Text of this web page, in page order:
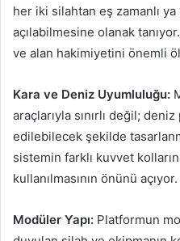
her iki silahtan eş zamanlı ya
açılabilmesine olanak
ve alan hakimiyetini önemli
Kara ve Deniz Uyumluluğu:
araçlarıyla sınırlı değil;
edilebilecek şekilde
sistemin farklı kuvvet
kullanılmasının önünü açıyor.
Modüler Yapı: Platformun